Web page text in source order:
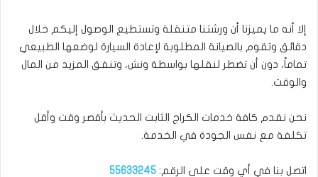
إلا أنه ما يميزنا أن ورشتنا متنقلة وتستطيع الوصول إليكم خلال
دقائق وتقوم بالصيانة المطلوبة لإعادة السيارة لوضعها الطبيعي
تماماً، دون أن تضطر لنقلها بواسطة ونش، وتنفق المزيد من المال
والوقت.
نحن نقدم كافة خدمات الكراج الثابت الحديث بأقصر وقت وأقل
تكلفة مع نفس الجودة في الخدمة.
اتصل بنا في أي وقت على الرقم: 55633245